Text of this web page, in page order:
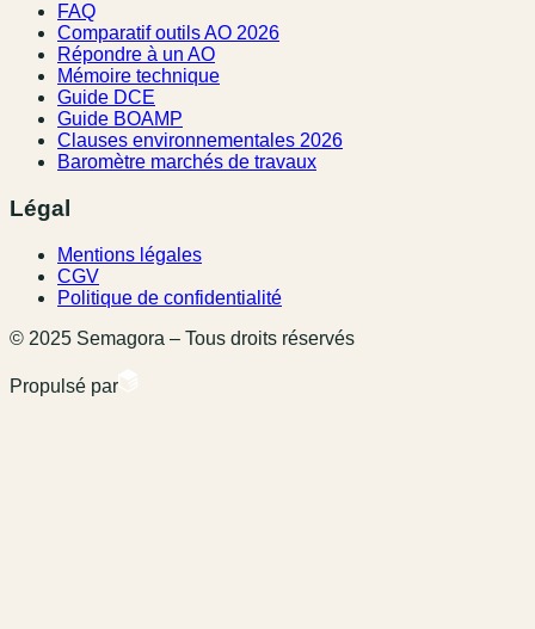
FAQ
Comparatif outils AO 2026
Répondre à un AO
Mémoire technique
Guide DCE
Guide BOAMP
Clauses environnementales 2026
Baromètre marchés de travaux
Légal
Mentions légales
CGV
Politique de confidentialité
© 2025 Semagora – Tous droits réservés
Propulsé par